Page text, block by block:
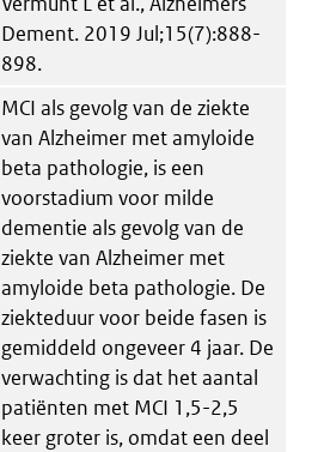
Dement. 2019 Jul;15(7):888-
898.
MCI als gevolg van de ziekte
van Alzheimer met amyloide
beta pathologie, is een
voorstadium voor milde
dementie als gevolg van de
ziekte van Alzheimer met
amyloide beta pathologie. De
ziekteduur voor beide fasen is
gemiddeld ongeveer 4 jaar. De
verwachting is dat het aantal
patiënten met MCI 1,5-2,5
keer groter is, omdat een deel